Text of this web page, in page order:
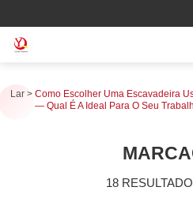
Lar
Como Escolher Uma Escavadeira
— Qual É A Ideal Para O Seu
18